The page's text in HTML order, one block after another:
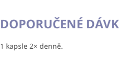
DOPORUČENÉ
1 kapsle 2× denně.